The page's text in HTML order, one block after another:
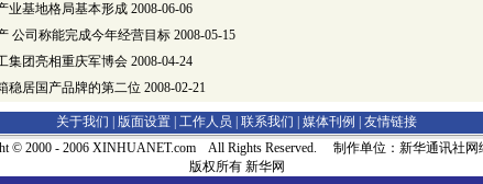
业基地格局基本形成 2008-06-06
公司称能完成今年经营目标 2008-05-15
集团亮相重庆军博会 2008-04-24
稳居国产品牌的第二位 2008-02-21
关于我们 | 版面设置 工作人员 联系我们 媒体刊例
友情链接
© 2000 - 2006 XINHUANET.com All Rights Reserved. 制作单位：新华通讯社网
版权所有 新华网